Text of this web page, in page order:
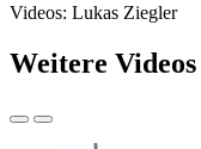
Videos: Lukas Ziegler
Weitere